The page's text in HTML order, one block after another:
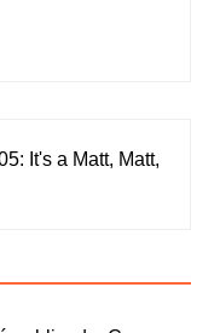
It's a Matt, Matt,